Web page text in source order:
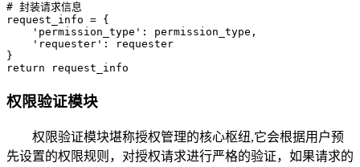
# 封装请求信息
request_info = {
    'permission_type': permission_type,
    'requester': requester
}
return request_info
权限验证模块
权限验证模块堪称授权管理的核心枢纽,它会根据用户预
先设置的权限规则，对授权请求进行严格的验证，如果请求的